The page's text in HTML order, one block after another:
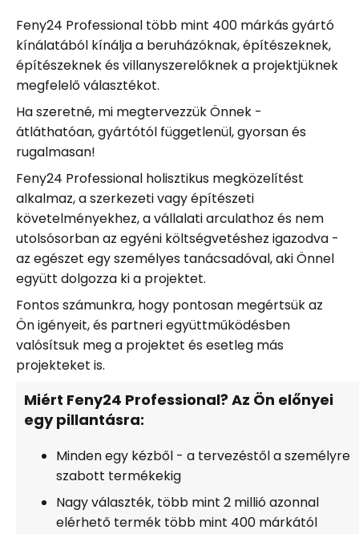
Feny24 Professional több mint 400 márkás gyártó
kínálatából kínálja a beruházóknak, építészeknek,
építészeknek és villanyszerelőknek a projektjüknek
megfelelő választékot.
Ha szeretné, mi megtervezzük Önnek -
átláthatóan, gyártótól függetlenül, gyorsan és
rugalmasan!
Feny24 Professional holisztikus megközelítést
alkalmaz, a szerkezeti vagy építészeti
követelményekhez, a vállalati arculathoz és nem
utolsósorban az egyéni költségvetéshez igazodva -
az egészet egy személyes tanácsadóval, aki Önnel
együtt dolgozza ki a projektet.
Fontos számunkra, hogy pontosan megértsük az
Ön igényeit, és partneri együttműködésben
valósítsuk meg a projektet és esetleg más
projekteket is.
Miért Feny24 Professional? Az Ön előnyei
egy pillantásra:
Minden egy kézből - a tervezéstől a személyre
szabott termékekig
Nagy választék, több mint 2 millió azonnal
elérhető termék több mint 400 márkától